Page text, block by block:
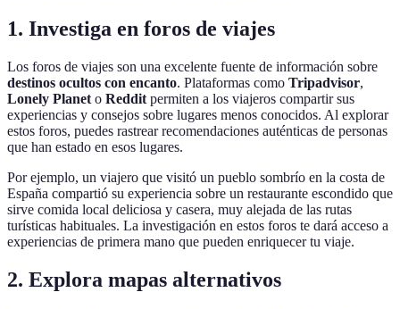
1. Investiga en foros de viajes
Los foros de viajes son una excelente fuente de información sobre
destinos ocultos con encanto. Plataformas como Tripadvisor,
Lonely Planet o Reddit permiten a los viajeros compartir sus
experiencias y consejos sobre lugares menos conocidos. Al explorar
estos foros, puedes rastrear recomendaciones auténticas de personas
que han estado en esos lugares.
Por ejemplo, un viajero que visitó un pueblo sombrío en la costa de
España compartió su experiencia sobre un restaurante escondido que
sirve comida local deliciosa y casera, muy alejada de las rutas
turísticas habituales. La investigación en estos foros te dará acceso a
experiencias de primera mano que pueden enriquecer tu viaje.
2. Explora mapas alternativos